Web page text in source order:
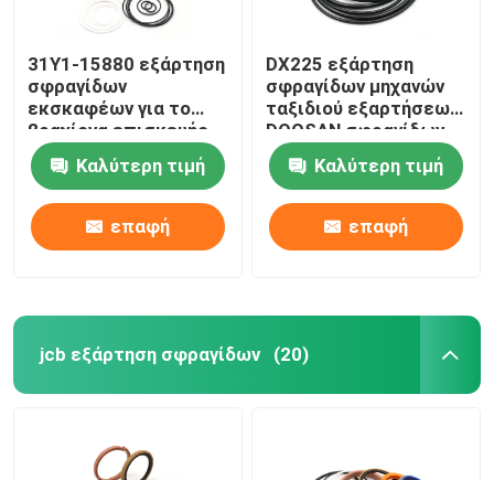
31Y1-15880 εξάρτηση
σφραγίδων
εκσκαφέων για το
βραχίονα επισκευής
r210lc-7 Hyundai
Καλύτερη τιμή
επαφή
DX225 εξάρτηση
σφραγίδων μηχανών
ταξιδιού εξαρτήσεων
DOOSAN σφραγίδων
υδραυλικών αντλιών
εκσκαφέων
Καλύτερη τιμή
επαφή
jcb εξάρτηση σφραγίδων (20)